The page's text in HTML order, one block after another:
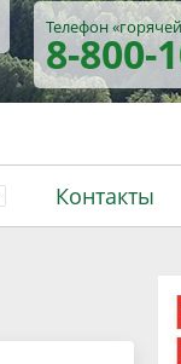
Телефон
8-800-
Контакты